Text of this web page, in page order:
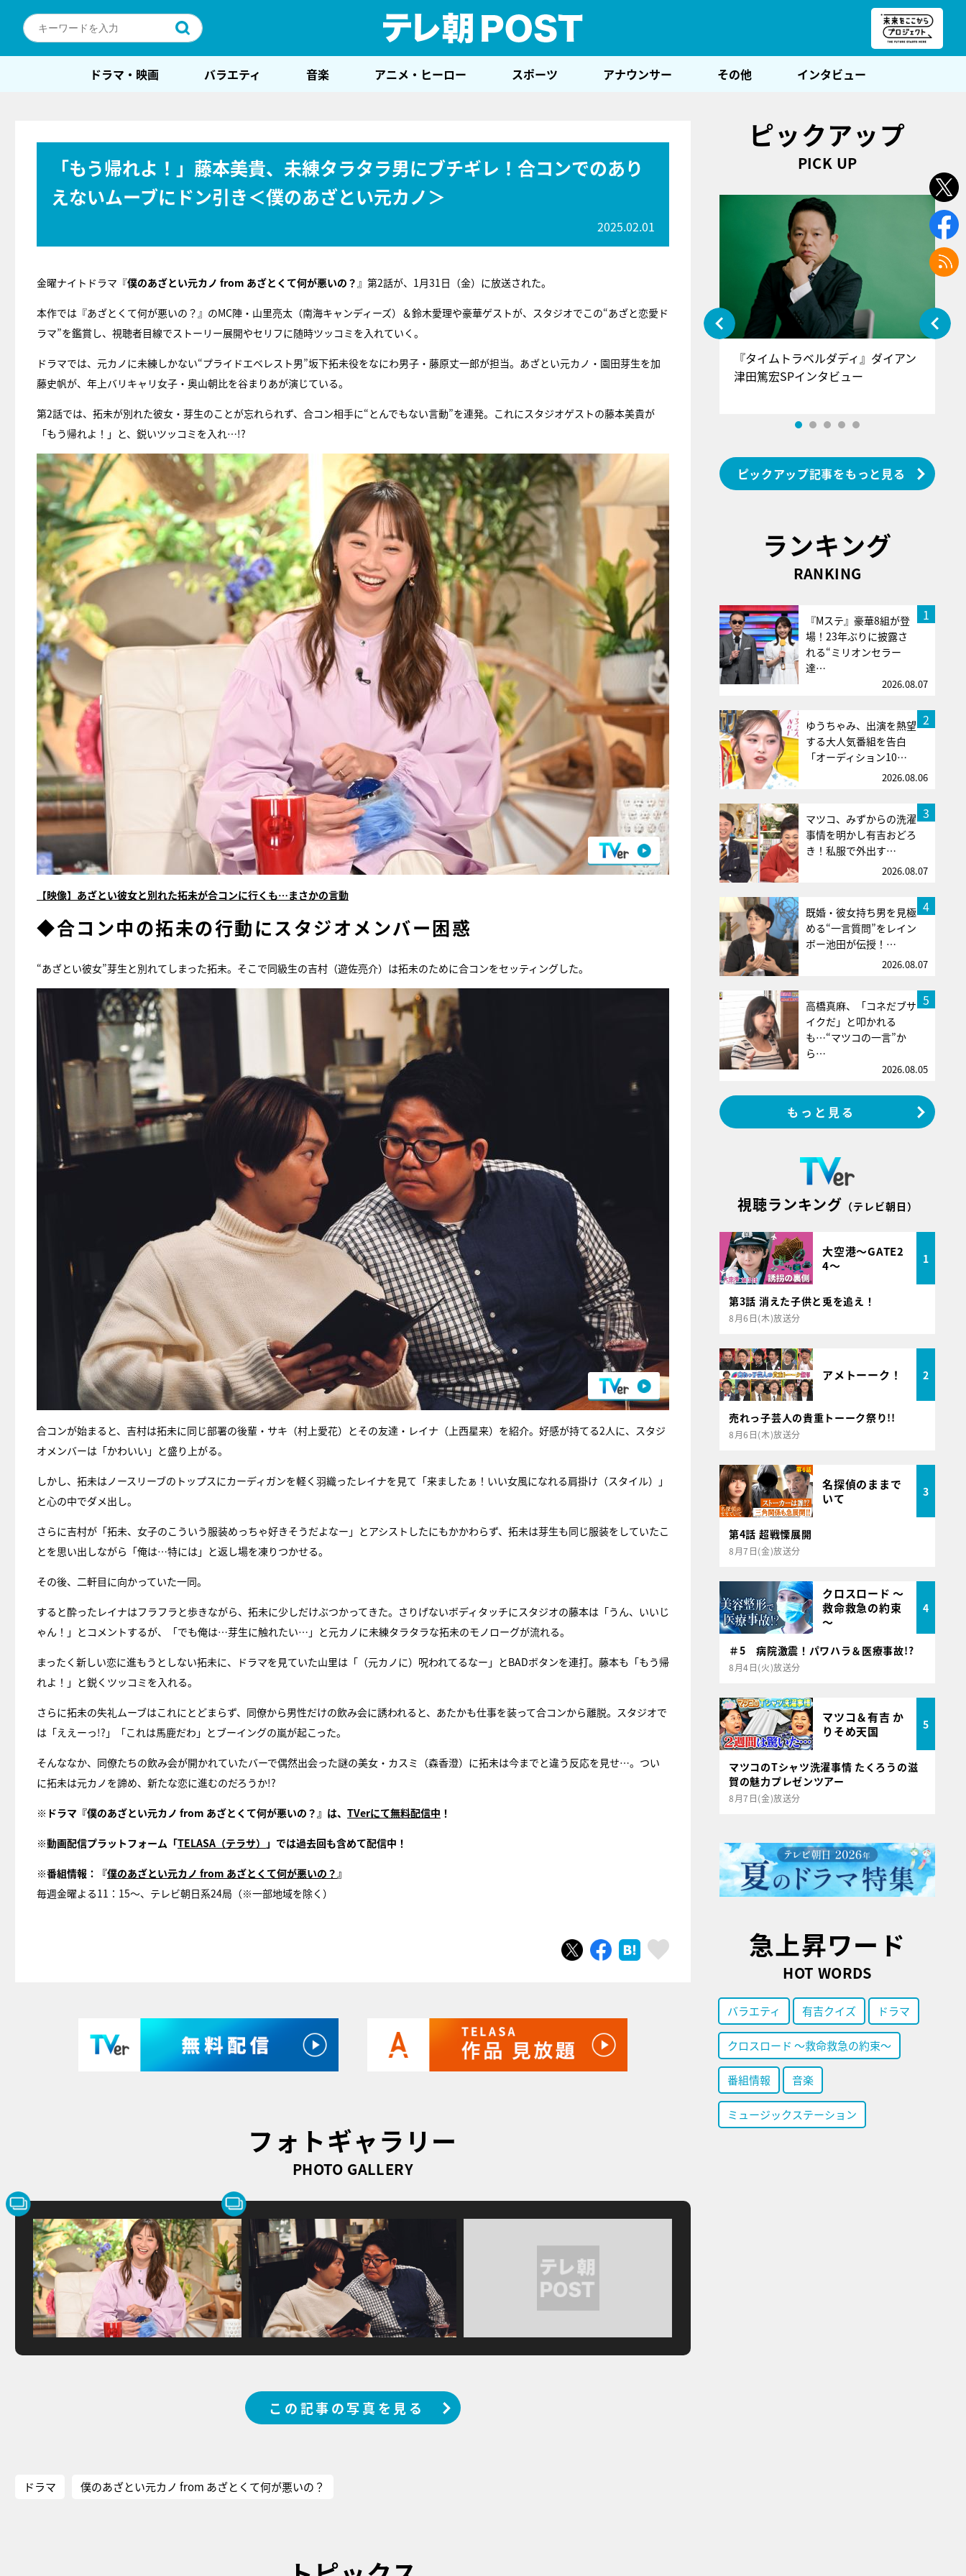
ドラマ・映画 バラエティ 音楽 アニメ・ヒーロー スポーツ アナウンサー その他 インタビュー
「もう帰れよ！」藤本美貴、未練タラタラ男にブチギレ！合コンでのあり
えないムーブにドン引き＜僕のあざとい元カノ＞
2025.02.01
金曜ナイトドラマ『僕のあざとい元カノ from あざとくて何が悪いの？』第2話が、1月31日（金）に放送された。
本作では『あざとくて何が悪いの？』のMC陣・山里亮太（南海キャンディーズ）＆鈴木愛理や豪華ゲストが、スタジオでこの“あざと恋愛ド
ラマ”を鑑賞し、視聴者目線でストーリー展開やセリフに随時ツッコミを入れていく。
ドラマでは、元カノに未練しかない“プライドエベレスト男”坂下拓未役をなにわ男子・藤原丈一郎が担当。あざとい元カノ・園田芽生を加
藤史帆が、年上バリキャリ女子・奥山朝比を谷まりあが演じている。
第2話では、拓未が別れた彼女・芽生のことが忘れられず、合コン相手に“とんでもない言動”を連発。これにスタジオゲストの藤本美貴が
「もう帰れよ！」と、鋭いツッコミを入れ…!?
【映像】あざとい彼女と別れた拓未が合コンに行くも…まさかの言動
◆合コン中の拓未の行動にスタジオメンバー困惑
“あざとい彼女”芽生と別れてしまった拓未。そこで同級生の吉村（遊佐亮介）は拓未のために合コンをセッティングした。
合コンが始まると、吉村は拓未に同じ部署の後輩・サキ（村上愛花）とその友達・レイナ（上西星来）を紹介。好感が持てる2人に、スタジ
オメンバーは「かわいい」と盛り上がる。
しかし、拓未はノースリーブのトップスにカーディガンを軽く羽織ったレイナを見て「来ましたぁ！いい女風になれる肩掛け（スタイル）」
と心の中でダメ出し。
さらに吉村が「拓未、女子のこういう服装めっちゃ好きそうだよなー」とアシストしたにもかかわらず、拓未は芽生も同じ服装をしていたこ
とを思い出しながら「俺は…特には」と返し場を凍りつかせる。
その後、二軒目に向かっていた一同。
すると酔ったレイナはフラフラと歩きながら、拓未に少しだけぶつかってきた。さりげないボディタッチにスタジオの藤本は「うん、いいじ
ゃん！」とコメントするが、「でも俺は…芽生に触れたい…」と元カノに未練タラタラな拓未のモノローグが流れる。
まったく新しい恋に進もうとしない拓未に、ドラマを見ていた山里は「（元カノに）呪われてるなー」とBADボタンを連打。藤本も「もう帰
れよ！」と鋭くツッコミを入れる。
さらに拓未の失礼ムーブはこれにとどまらず、同僚から男性だけの飲み会に誘われると、あたかも仕事を装って合コンから離脱。スタジオで
は「ええーっ!?」「これは馬鹿だわ」とブーイングの嵐が起こった。
そんななか、同僚たちの飲み会が開かれていたバーで偶然出会った謎の美女・カスミ（森香澄）に拓未は今までと違う反応を見せ…。つい
に拓未は元カノを諦め、新たな恋に進むのだろうか!?
※ドラマ『僕のあざとい元カノ from あざとくて何が悪いの？』は、 TVerにて無料配信中 ！
※動画配信プラットフォーム「TELASA（テラサ） 」では過去回も含めて配信中！
※番組情報：『僕のあざとい元カノ from あざとくて何が悪いの？』
毎週金曜よる11：15～、テレビ朝日系24局（※一部地域を除く）
ツイートシェア はてブ
フォトギャラリー
PHOTO GALLERY
この記事の写真を見る
ドラマ 僕のあざとい元カノ from あざとくて何が悪いの？
ピックアップ
PICK UP
『アイ＝ラブ！げーみんぐ』＝LOV
『タイムトラベルダディ』ダイアン
津田篤宏SPインタビュー
ピックアップ記事をもっと見る
ランキング
RANKING
1
『Mステ』豪華8組が登
場！23年ぶりに披露さ
れる“ミリオンセラー
達…
2026.08.07
2
ゆうちゃみ、出演を熱望
する大人気番組を告白
「オーディション10…
2026.08.06
3
マツコ、みずからの洗濯
事情を明かし有吉おどろ
き！私服で外出す…
2026.08.07
4
既婚・彼女持ち男を見極
める“一言質問”をレイン
ボー池田が伝授！…
2026.08.07
5
高橋真麻、「コネだブサ
イクだ」と叩かれる
も…“マツコの一言”か
ら…
2026.08.05
もっと見る
視聴ランキング （テレビ朝日）
大空港～GATE2
4～
1
第3話 消えた子供と兎を追え！
8月6日(木)放送分
アメトーーク！ 2
売れっ子芸人の貴重トーーク祭り!!
8月6日(木)放送分
名探偵のままで
いて
3
第4話 超戦慄展開
8月7日(金)放送分
クロスロード ～
救命救急の約束
～
4
＃5 病院激震！パワハラ＆医療事故!?
8月4日(火)放送分
マツコ＆有吉 か
りそめ天国
5
マツコのTシャツ洗濯事情 たくろうの滋
賀の魅力プレゼンツアー
8月7日(金)放送分
急上昇ワード
HOT WORDS
バラエティ 有吉クイズ ドラマ
クロスロード ～救命救急の約束～
番組情報 音楽
ミュージックステーション